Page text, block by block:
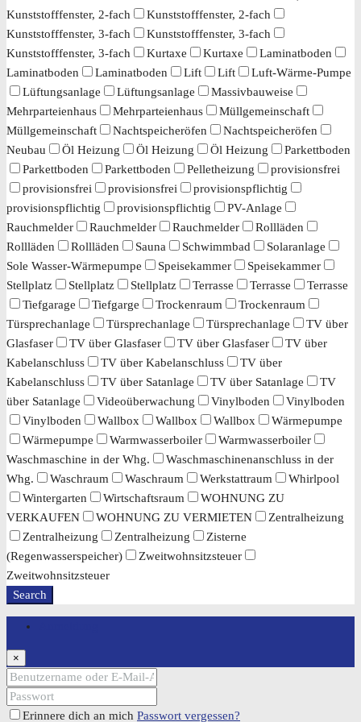
Kunststofffenster, 2-fach
Kunststofffenster, 2-fach
Kunststofffenster, 3-fach
Kunststofffenster, 3-fach
Kunststofffenster, 3-fach
Kurtaxe Kurtaxe
Laminatboden
Laminatboden
Laminatboden Lift Lift
Luft-Wärme-Pumpe
Lüftungsanlage
Lüftungsanlage
Massivbauweise
Mehrparteienhaus
Mehrparteienhaus
Müllgemeinschaft
Müllgemeinschaft
Nachtspeicheröfen
Nachtspeicheröfen
Neubau
Öl Heizung Öl Heizung Öl Heizung
Parkettboden
Parkettboden
Parkettboden Pelletheizung
provisionsfrei
provisionsfrei
provisionsfrei
provisionspflichtig
provisionspflichtig
provisionspflichtig
PV-Anlage
Rauchmelder
Rauchmelder Rauchmelder
Rollläden
Rollläden
Rollläden Sauna Schwimmbad
Solaranlage
Sole Wasser-Wärmepumpe
Speisekammer
Speisekammer
Stellplatz
Stellplatz Stellplatz Terrasse Terrasse
Terrasse
Tiefgarage
Tiefgarge Trockenraum
Trockenraum
Türsprechanlage
Türsprechanlage Türsprechanlage
TV über
Glasfaser
TV über Glasfaser TV über Glasfaser
TV über
Kabelanschluss
TV über Kabelanschluss
TV über
Kabelanschluss
TV über Satanlage TV über Satanlage
TV
über Satanlage
Videoüberwachung Vinylboden
Vinylboden
Vinylboden
Wallbox Wallbox Wallbox
Wärmepumpe
Wärmepumpe
Warmwasserboiler
Warmwasserboiler
Waschmaschine in der Whg.
Waschmaschinenanschluss in der
Whg.
Waschraum Waschraum Werkstattraum
Whirlpool
Wintergarten
Wirtschaftsraum
WOHNUNG ZU
VERKAUFEN
WOHNUNG ZU VERMIETEN
Zentralheizung
Zentralheizung
Zentralheizung
Zisterne
(Regenwasserspeicher)
Zweitwohnsitzsteuer
Zweitwohnsitzsteuer
Search
×
Erinnere dich an mich Passwort vergessen?